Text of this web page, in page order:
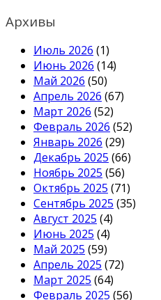
Архивы
Июль 2026 (1)
Июнь 2026 (14)
Май 2026 (50)
Апрель 2026 (67)
Март 2026 (52)
Февраль 2026 (52)
Январь 2026 (29)
Декабрь 2025 (66)
Ноябрь 2025 (56)
Октябрь 2025 (71)
Сентябрь 2025 (35)
Август 2025 (4)
Июнь 2025 (4)
Май 2025 (59)
Апрель 2025 (72)
Март 2025 (64)
Февраль 2025 (56)